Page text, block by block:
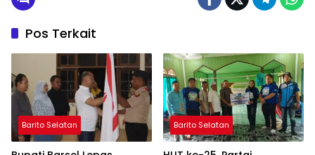
Pos Terkait
Barito Selatan Barito Selatan